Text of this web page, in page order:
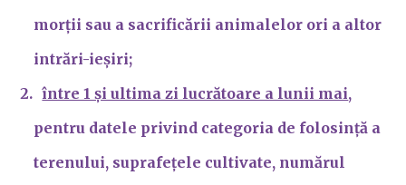
morții sau a sacrificării animalelor ori a altor
intrări-ieșiri;
între 1 și ultima zi lucrătoare a lunii mai,
pentru datele privind categoria de folosință a
terenului, suprafețele cultivate, numărul